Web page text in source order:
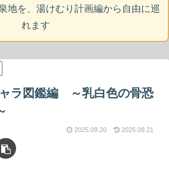
地を、湯けむり計画編から自由に巡
れます
ラ図鑑編 ～乳白色の骨恐
2025.09.20 2025.09.21